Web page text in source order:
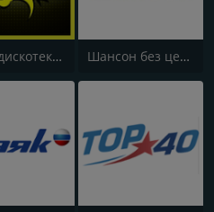
Супердискотека 90х Радио Рекорд (Radio Record 90s Superdisco) Шансон без цензуры (Shanson bez cenzury)